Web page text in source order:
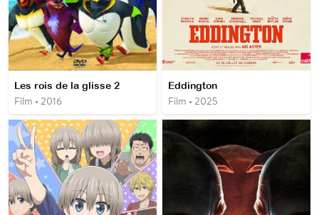
Les rois de la glisse 2
Film • 2016
Eddington
Film • 2025